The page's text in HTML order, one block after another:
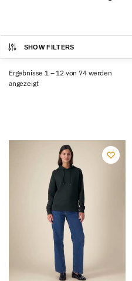
SHOW FILTERS
Ergebnisse 1 – 12 von 74 werden
angezeigt